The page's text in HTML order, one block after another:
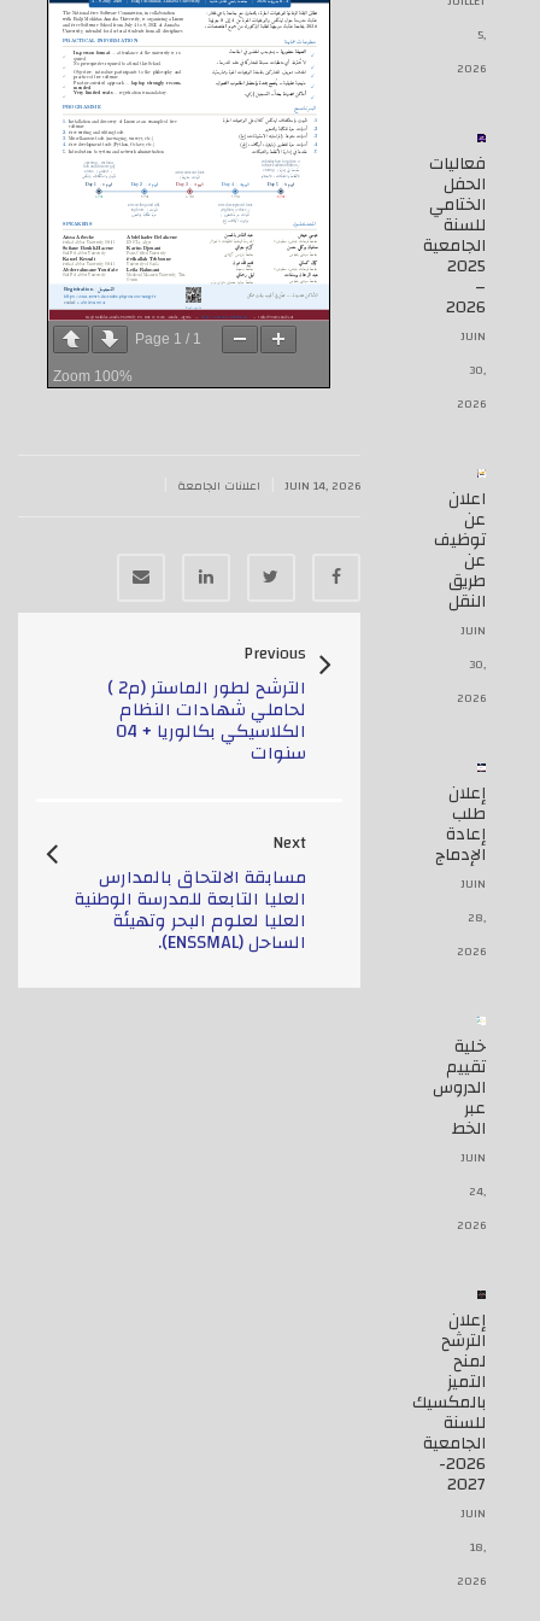
Page 1 / 1
Zoom 100%
JUIN 14, 2026 اعلانات الجامعة
Previous
الترشح لطور الماستر (م2 )
لحاملي شهادات النظام
الكلاسيكي بكالوريا + 04
سنوات
Next
مسابقة الالتحاق بالمدارس
العليا التابعة للمدرسة الوطنية
العليا لعلوم البحر وتهيئة
الساحل (ENSSMAL).
5,
2026
فعاليات
الحفل
الختامي
للسنة
الجامعية
2025
–
2026
JUIN
30,
2026
اعلان
عن
توظيف
عن
طريق
النقل
JUIN
30,
2026
إعلان
طلب
إعادة
الإدماج
JUIN
28,
2026
خلية
تقييم
الدروس
عبر
الخط
JUIN
24,
2026
إعلان
الترشح
لمنح
التميز
بالمكسيك
للسنة
الجامعية
2026-
2027
JUIN
18,
2026